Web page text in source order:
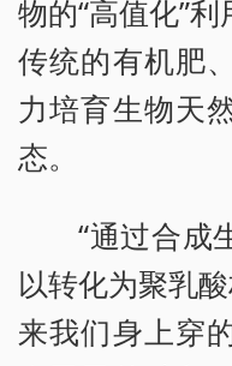
物的“高值化”
传统的有机肥
力培育生物天
态。
“通过合成
以转化为聚乳
来我们身上穿